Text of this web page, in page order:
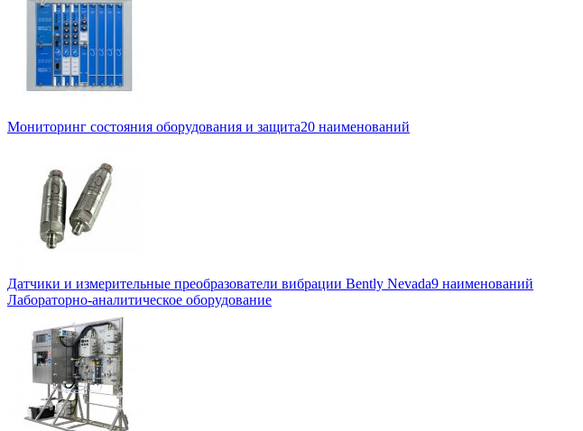
Мониторинг состояния оборудования и защита20 наименований
Датчики и измерительные преобразователи вибрации Bently Nevada9 наименований
Лабораторно-аналитическое оборудование